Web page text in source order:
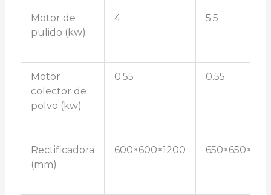
Motor de
pulido (kw)
4 5.5
Motor
colector de
polvo (kw)
0.55 0.55
Rectificadora
(mm)
600×600×1200